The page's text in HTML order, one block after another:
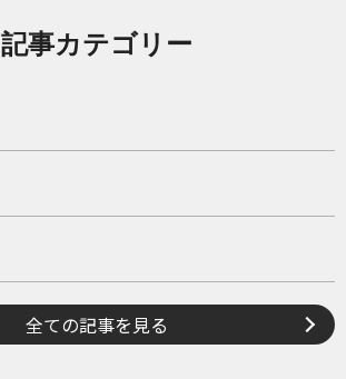
記事カテゴリー
全ての記事を見る